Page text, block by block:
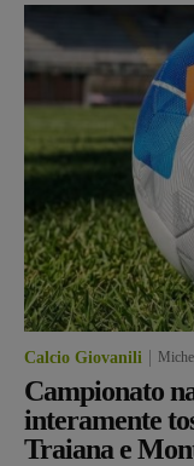
Calcio Giovanili
Campionato
interamente
Traiana e